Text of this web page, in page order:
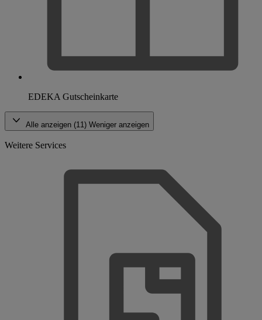
EDEKA Gutscheinkarte
Alle anzeigen (11) Weniger anzeigen
Weitere Services